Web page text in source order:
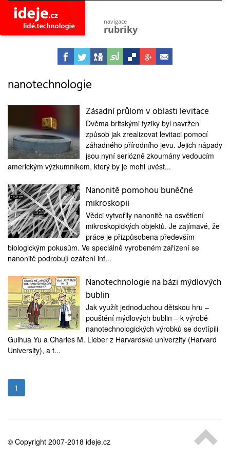
navigace
rubriky
astro
vesmír
společnost
objevy
vynálezy
planeta
přiroda
tajemství
firmy
zdraví
medicína
nanotechnologie
Zásadní průlom v oblasti levitace
Dvěma britskými fyziky byl navržen
způsob jak zrealizovat levitaci pomocí
záhadného přírodního jevu. Jejich nápady
jsou nyní seriózně zkoumány vedoucím
americkým výzkumníkem, který by je mohl uvést...
Nanonitě pomohou buněčné
mikroskopii
Vědci vytvořily nanonitě na osvětlení
mikroskopických objektů. Je zajímavé, že
práce je přizpůsobena především
biologickým pokusům. Ve speciálně vyrobeném zařízení se
nanonitě podrobují ozáření inf...
Nanotechnologie na bázi mýdlových
bublin
Jak využít jednoduchou dětskou hru –
pouštění mýdlových bublin – k výrobě
nanotechnologických výrobků se dovtípili
Guihua Yu a Charles M. Lieber z Harvardské univerzity (Harvard
University), a t...
1
© Copyright 2007-2018 ideje.cz